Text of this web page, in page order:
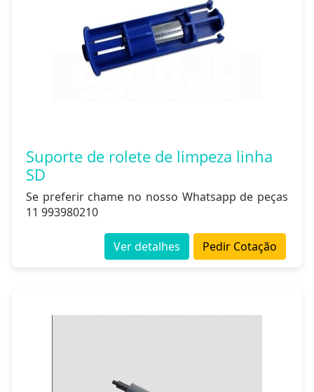
Suporte de rolete de limpeza linha
SD
Se preferir chame no nosso Whatsapp de peças
11 993980210
Pedir Cotação
Ver detalhes